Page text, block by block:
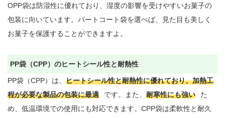
OPP袋は防湿性に優れており、湿度の影響を受けやすいお菓子の
包装に向いています。パートコート袋を選べば、見た目も美しく
お菓子を保護することができますよ。
PP袋（CPP）のヒートシール性と耐熱性
PP袋（CPP）は、 ヒートシール性と耐熱性に優れており、加熱工
程が必要な製品の包装に最適
です。また、 耐寒性にも強い
た
め、低温環境での使用にも対応できます。CPP袋は柔軟性と耐久